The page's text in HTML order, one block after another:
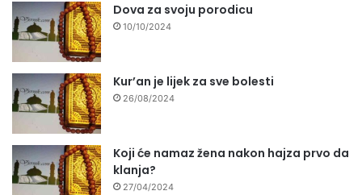
Dova za svoju porodicu
10/10/2024
Kur’an je lijek za sve bolesti
26/08/2024
Koji će namaz žena nakon hajza prvo da
klanja?
27/04/2024